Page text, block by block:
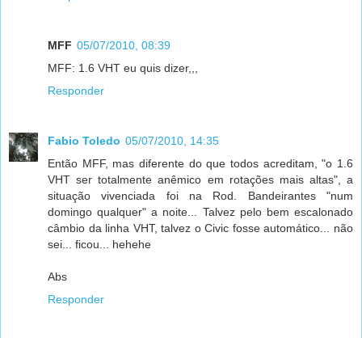
MFF 05/07/2010, 08:39
MFF: 1.6 VHT eu quis dizer,,,
Responder
Fabio Toledo 05/07/2010, 14:35
Então MFF, mas diferente do que todos acreditam, "o 1.6
VHT ser totalmente anêmico em rotações mais altas", a
situação vivenciada foi na Rod. Bandeirantes "num
domingo qualquer" a noite... Talvez pelo bem escalonado
câmbio da linha VHT, talvez o Civic fosse automático... não
sei... ficou... hehehe
Abs
Responder